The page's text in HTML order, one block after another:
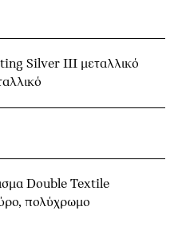
Silver III μεταλλικό
Double Textile
πολύχρωμο